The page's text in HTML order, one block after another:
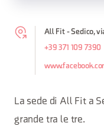
All Fit - Sedico,
+39 371 109 7390
La sede di All Fit a
grande tra le tre.